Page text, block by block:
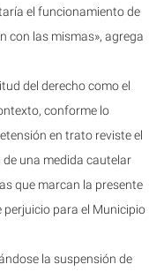
el funcionamiento de
con las mismas», agrega
del derecho como el
conforme lo
en trato reviste el
una medida cautelar
que marcan la presente
perjuicio para el Municipio
la suspensión de